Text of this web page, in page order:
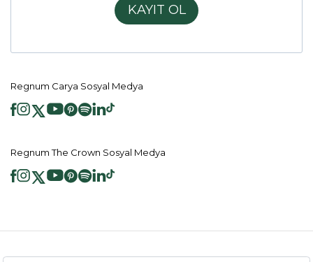
KAYIT OL
Regnum Carya Sosyal Medya
Regnum The Crown Sosyal Medya